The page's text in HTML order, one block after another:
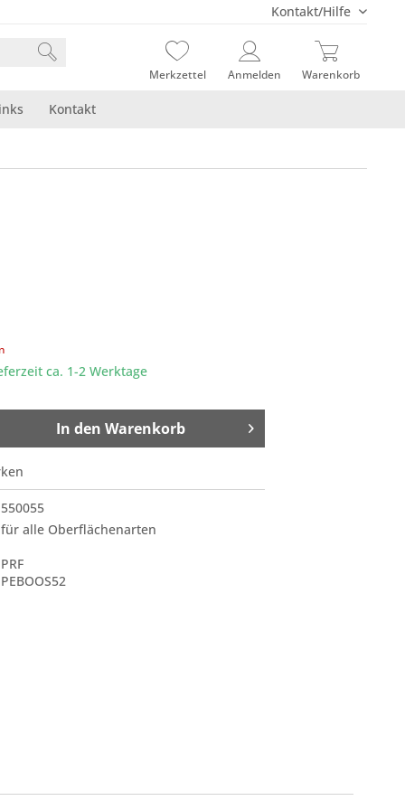
Kontakt/Hilfe
Merkzettel Anmelden Warenkorb
Kontakt
ca. 1-2 Werktage
In den Warenkorb
550055
für alle Oberflächenarten
PRF
PEBOOS52